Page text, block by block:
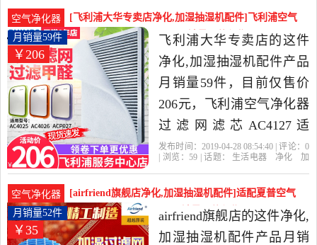
生活电器当中性价比很高
的净化,加湿抽湿机配件，
由北京发货。
空气净化器
[飞利浦大华专卖店净化,加湿抽湿机配件]飞利浦空气
净化器过滤网滤芯AC412月销量59件仅售206元
￥206
月销量59件
飞利浦大华专卖店的这件
净化,加湿抽湿机配件产品
月销量59件，目前仅售价
206元，飞利浦空气净化器
过滤网滤芯AC4127适
AC4026 ACP027 AC4025去
专卖店精选生活电器当中
性价比很高的净化,加湿抽
湿机配件，由河南 郑州发
发布时间：2019-04-28 08:54:40 | 评论： 0
| 浏览：59 | 话题： 生活电器 净化
加
空气净化器
[airfriend旗舰店净化,加湿抽湿机配件]适配夏普空气
净化器加湿过滤网BB60月销量52件仅售35元
￥35
月销量52件
airfriend旗舰店的这件净化,
加湿抽湿机配件产品月销